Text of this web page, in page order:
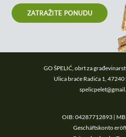
ZATRAŽITE PONUDU
GO ŠPELIĆ, obrt za
Ulica braće Radića 1,
OIB: 04287712893 |
Geschäftskonto